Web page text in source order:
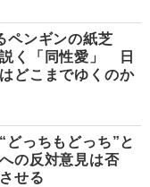
ペンギンの紙芝
く「同性愛」 日
どこまでゆくのか
どっちもどっち”と
の反対意見は否
せる